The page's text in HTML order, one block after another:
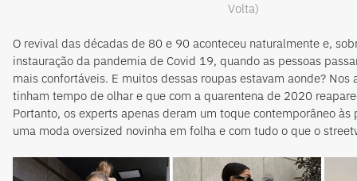
Volta)
O revival das décadas de 80 e 90 aconteceu naturalmente e,
instauração da pandemia de Covid 19, quando as pessoas
mais confortáveis. E muitos dessas roupas estavam aonde? Nos
tinham tempo de olhar e que com a quarentena de 2020
Portanto, os experts apenas deram um toque contemporâneo às
uma moda oversized novinha em folha e com tudo o que o